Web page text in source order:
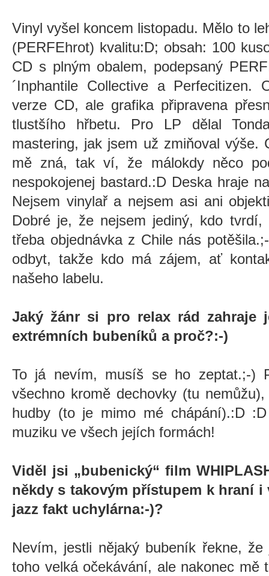
Vinyl vyšel koncem listopadu. Mělo to
(PERFEhrot) kvalitu:D; obsah: 100
CD s plným obalem, podepsaný
´Inphantile Collective a
verze CD, ale grafika připravena
tlustšího hřbetu. Pro LP dělal
mastering, jak jsem už zmiňoval výše.
mě zná, tak ví, že málokdy něco
nespokojenej bastard.:D Deska hraje
Nejsem vinylař a nejsem asi ani
Dobré je, že nejsem jediný, kdo
třeba objednávka z Chile nás
odbyt, takže kdo má zájem, ať
našeho labelu.
Jaký žánr si pro relax rád zahraje
extrémních bubeníků a proč?:-)
To já nevím, musíš se ho zeptat.;-)
všechno kromě dechovky (tu
hudby (to je mimo mé chápání).:D
muziku ve všech jejích formách!
Viděl jsi „bubenický“ film
někdy s takovým přístupem k hraní
jazz fakt uchylárna:-)?
Nevím, jestli nějaký bubeník řekne,
toho velká očekávání, ale nakonec mě